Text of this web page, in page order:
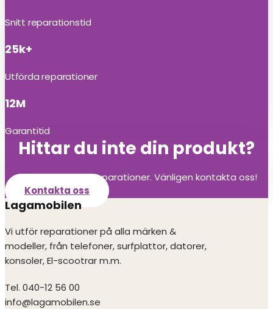
Snitt reparationstid
25k+
Utförda reparationer
12M
Garantitid
Hittar du inte din produkt?
Vi utför alla olika reparationer. Vänligen kontakta oss!
Kontakta oss
Lagamobilen
Vi utför reparationer på alla märken &
modeller, från telefoner, surfplattor, datorer,
konsoler, El-scootrar m.m.
Tel. 040-12 56 00
info@lagamobilen.se